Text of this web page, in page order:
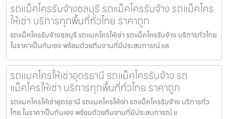
รถแม็คโครรับจ้างชลบุรี รถแม็คโครรับจ้าง รถแม็คโคร
ให้เช่า บริการทุกพื้นที่ทั่วไทย ราคาถูก
รถแม็คโครรับจ้างชลบุรี รถแมคโครให้เช่า รถแม็คโครรับจ้าง บริการทั่วไทย
ในราคาเป็นกันเอง พร้อมด้วยทีมงานที่มีประสบการณ์ แล
รถแมคโครให้เช่าอุดรธานี รถแม็คโครรับจ้าง รถ
แม็คโครให้เช่า บริการทุกพื้นที่ทั่วไทย ราคาถูก
รถแมคโครให้เช่าอุดรธานี รถแมคโครให้เช่า รถแม็คโครรับจ้าง บริการทั่ว
ไทย ในราคาเป็นกันเอง พร้อมด้วยทีมงานที่มีประสบการณ์ แ